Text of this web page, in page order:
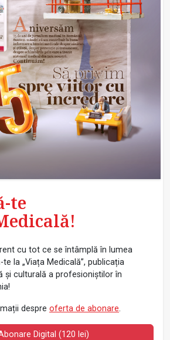
te
cu tot ce se întâmplă în lumea
la „Viața Medicală”, publicația
și culturală a profesioniștilor în
despre oferta de abonare.
Digital (120 lei)